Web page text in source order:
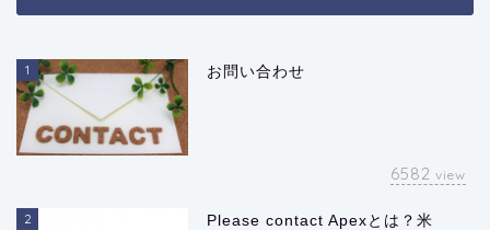
1 お問い合わせ
6582 view
2
Please contact Apexとは？米